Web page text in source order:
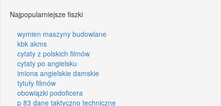
Najpopularniejsze fiszki
wymien maszyny budowlane
kbk akms
cytaty z polskich filmów
cytaty po angielsku
imiona angielskie damskie
tytuły filmów
obowiązki podoficera
p 83 dane taktyczno techniczne